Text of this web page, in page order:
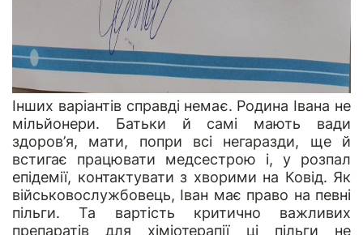
Інших варіантів справді немає. Родина Івана не
мільйонери. Батьки й самі мають вади
здоров’я, мати, попри всі негаразди, ще й
встигає працювати медсестрою і, у розпал
епідемії, контактувати з хворими на Ковід. Як
військовослужбовець, Іван має право на певні
пільги. Та вартість критично важливих
препаратів для хіміотерапії ці пільги не